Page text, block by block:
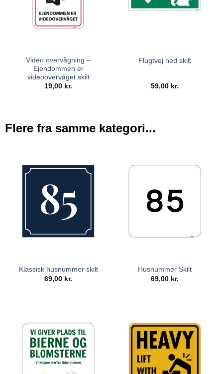
Video overvågning –
Ejendommen er
videoovervåget skilt
19,00 kr.
Flugtvej ned skilt
59,00 kr.
Flere fra samme kategori...
Klassisk husnummer skilt
69,00 kr.
Husnummer Skilt
69,00 kr.